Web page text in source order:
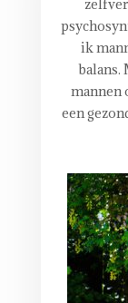
ik
balans.
mannen
een